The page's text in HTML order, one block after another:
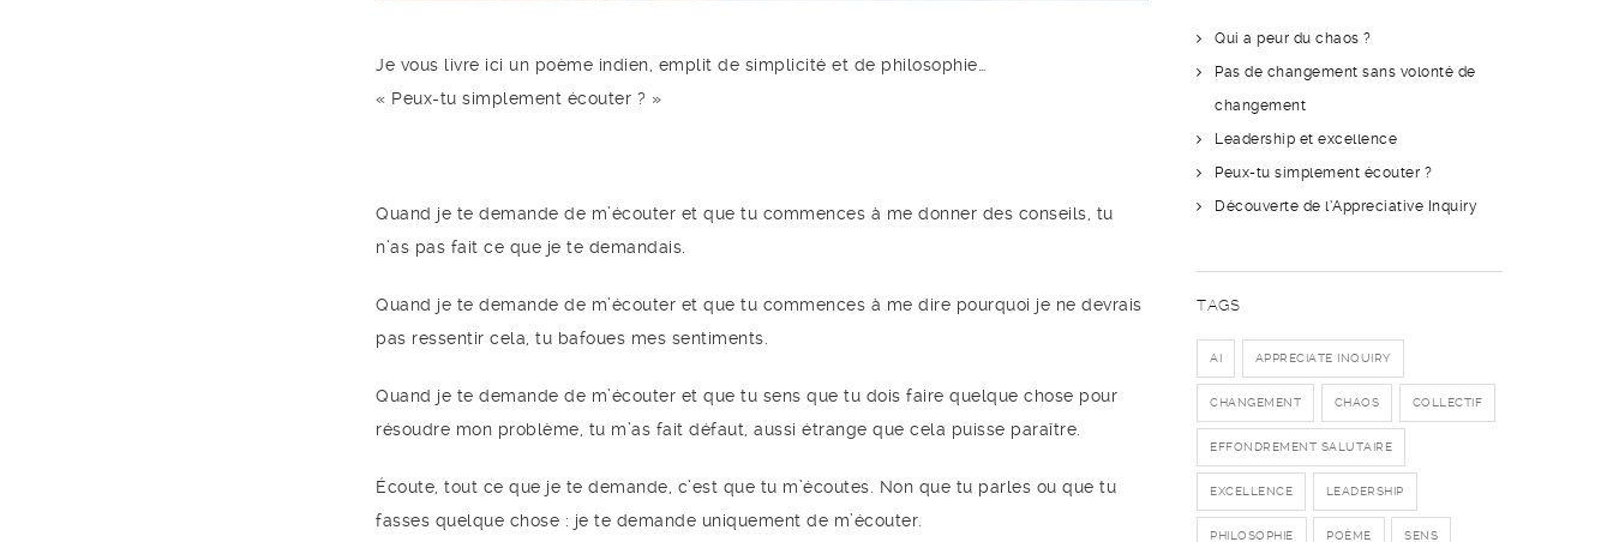
Je vous livre ici un poème indien, emplit de simplicité et de philosophie…
« Peux-tu simplement écouter ? »
Quand je te demande de m’écouter et que tu commences à me donner des conseils, tu
n’as pas fait ce que je te demandais.
Quand je te demande de m’écouter et que tu commences à me dire pourquoi je ne devrais
pas ressentir cela, tu bafoues mes sentiments.
Quand je te demande de m’écouter et que tu sens que tu dois faire quelque chose pour
résoudre mon problème, tu m’as fait défaut, aussi étrange que cela puisse paraître.
Écoute, tout ce que je te demande, c’est que tu m’écoutes. Non que tu parles ou que tu
fasses quelque chose : je te demande uniquement de m’écouter.
Qui a peur du chaos ?
Pas de changement sans volonté de
changement
Leadership et excellence
Peux-tu simplement écouter ?
Découverte de l’Appreciative Inquiry
TAGS
AI APPRECIATE INQUIRY
CHANGEMENT CHAOS COLLECTIF
EFFONDREMENT SALUTAIRE
EXCELLENCE LEADERSHIP
PHILOSOPHIE POÈME SENS